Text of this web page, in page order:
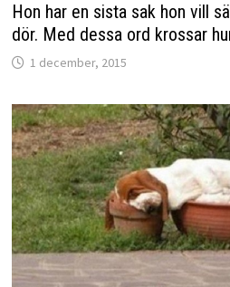
Hon har en sista sak hon vill
dör. Med dessa ord krossar
1 december, 2015